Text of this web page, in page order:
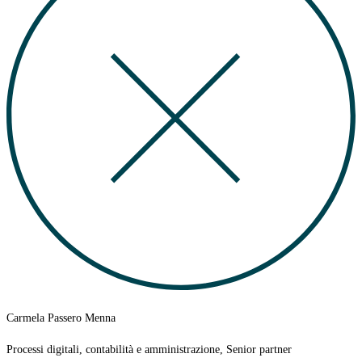
Carmela Passero Menna
Processi digitali, contabilità e amministrazione, Senior partner